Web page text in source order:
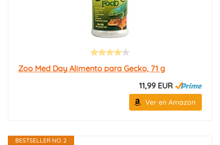
Zoo Med Day Alimento para Gecko, 71 g
11,99 EUR
Ver en Amazon
BESTSELLER NO. 2